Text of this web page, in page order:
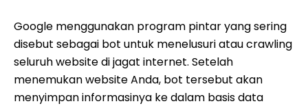
Google menggunakan program pintar yang sering
disebut sebagai bot untuk menelusuri atau crawling
seluruh website di jagat internet. Setelah
menemukan website Anda, bot tersebut akan
menyimpan informasinya ke dalam basis data